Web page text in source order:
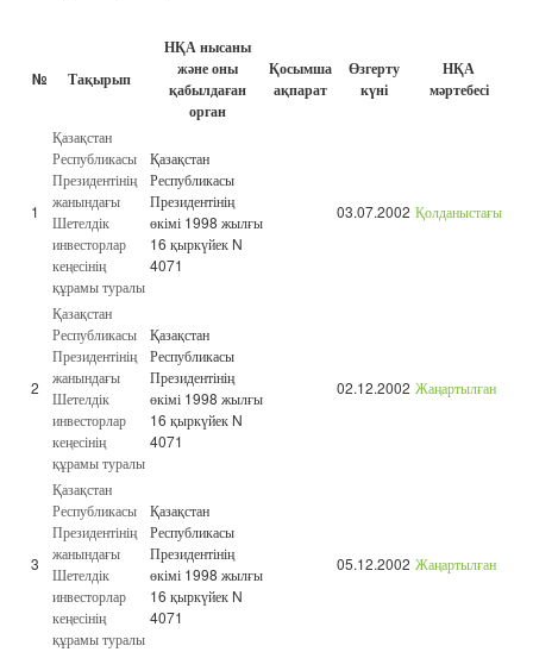
№ Тақырып
НҚА нысаны
және оны
қабылдаған
орган
Қосымша
ақпарат
Өзгерту
күні
НҚА
мәртебесі
1
Қазақстан
Республикасы
Президентінің
жанындағы
Шетелдік
инвесторлар
кеңесінің
құрамы туралы
Қазақстан
Республикасы
Президентінің
өкімі 1998 жылғы
16 қыркүйек N
4071
03.07.2002 Қолданыстағы
2
Қазақстан
Республикасы
Президентінің
жанындағы
Шетелдік
инвесторлар
кеңесінің
құрамы туралы
Қазақстан
Республикасы
Президентінің
өкімі 1998 жылғы
16 қыркүйек N
4071
02.12.2002 Жаңартылған
3
Қазақстан
Республикасы
Президентінің
жанындағы
Шетелдік
инвесторлар
кеңесінің
құрамы туралы
Қазақстан
Республикасы
Президентінің
өкімі 1998 жылғы
16 қыркүйек N
4071
05.12.2002 Жаңартылған